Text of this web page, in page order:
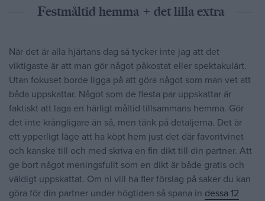
Festmåltid hemma + det lilla extra
När det är alla hjärtans dag så tycker inte jag att det
viktigaste är att man gör något påkostat eller spektakulärt.
Utan fokuset borde ligga på att göra något som man vet att
båda uppskattar. Något som de flesta par uppskattar är
faktiskt att laga en härligt måltid tillsammans hemma. Gör
det inte krångligare än så, men tänk på detaljerna. Det är
ett ypperligt läge att ha köpt hem just det där favoritvinet
och kanske till och med skriva en fin dikt till din partner. Att
ge bort något meningsfullt som en dikt är både gratis och
väldigt uppskattat. Om ni vill ha fler förslag på saker du kan
göra för din partner under högtiden så spana in dessa 12